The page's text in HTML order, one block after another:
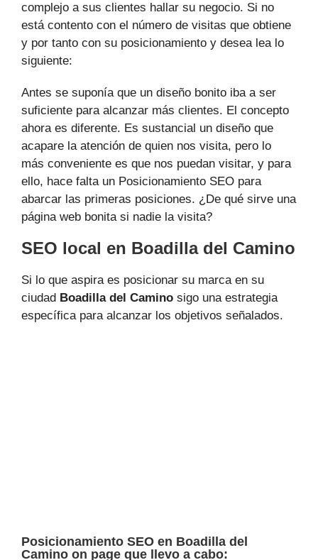
complejo a sus clientes hallar su negocio. Si no
está contento con el número de visitas que obtiene
y por tanto con su posicionamiento y desea lea lo
siguiente:
Antes se suponía que un diseño bonito iba a ser
suficiente para alcanzar más clientes. El concepto
ahora es diferente. Es sustancial un diseño que
acapare la atención de quien nos visita, pero lo
más conveniente es que nos puedan visitar, y para
ello, hace falta un Posicionamiento SEO para
abarcar las primeras posiciones. ¿De qué sirve una
página web bonita si nadie la visita?
SEO local en Boadilla del Camino
Si lo que aspira es posicionar su marca en su
ciudad Boadilla del Camino sigo una estrategia
específica para alcanzar los objetivos señalados.
Posicionamiento SEO en Boadilla del
Camino on page que llevo a cabo: